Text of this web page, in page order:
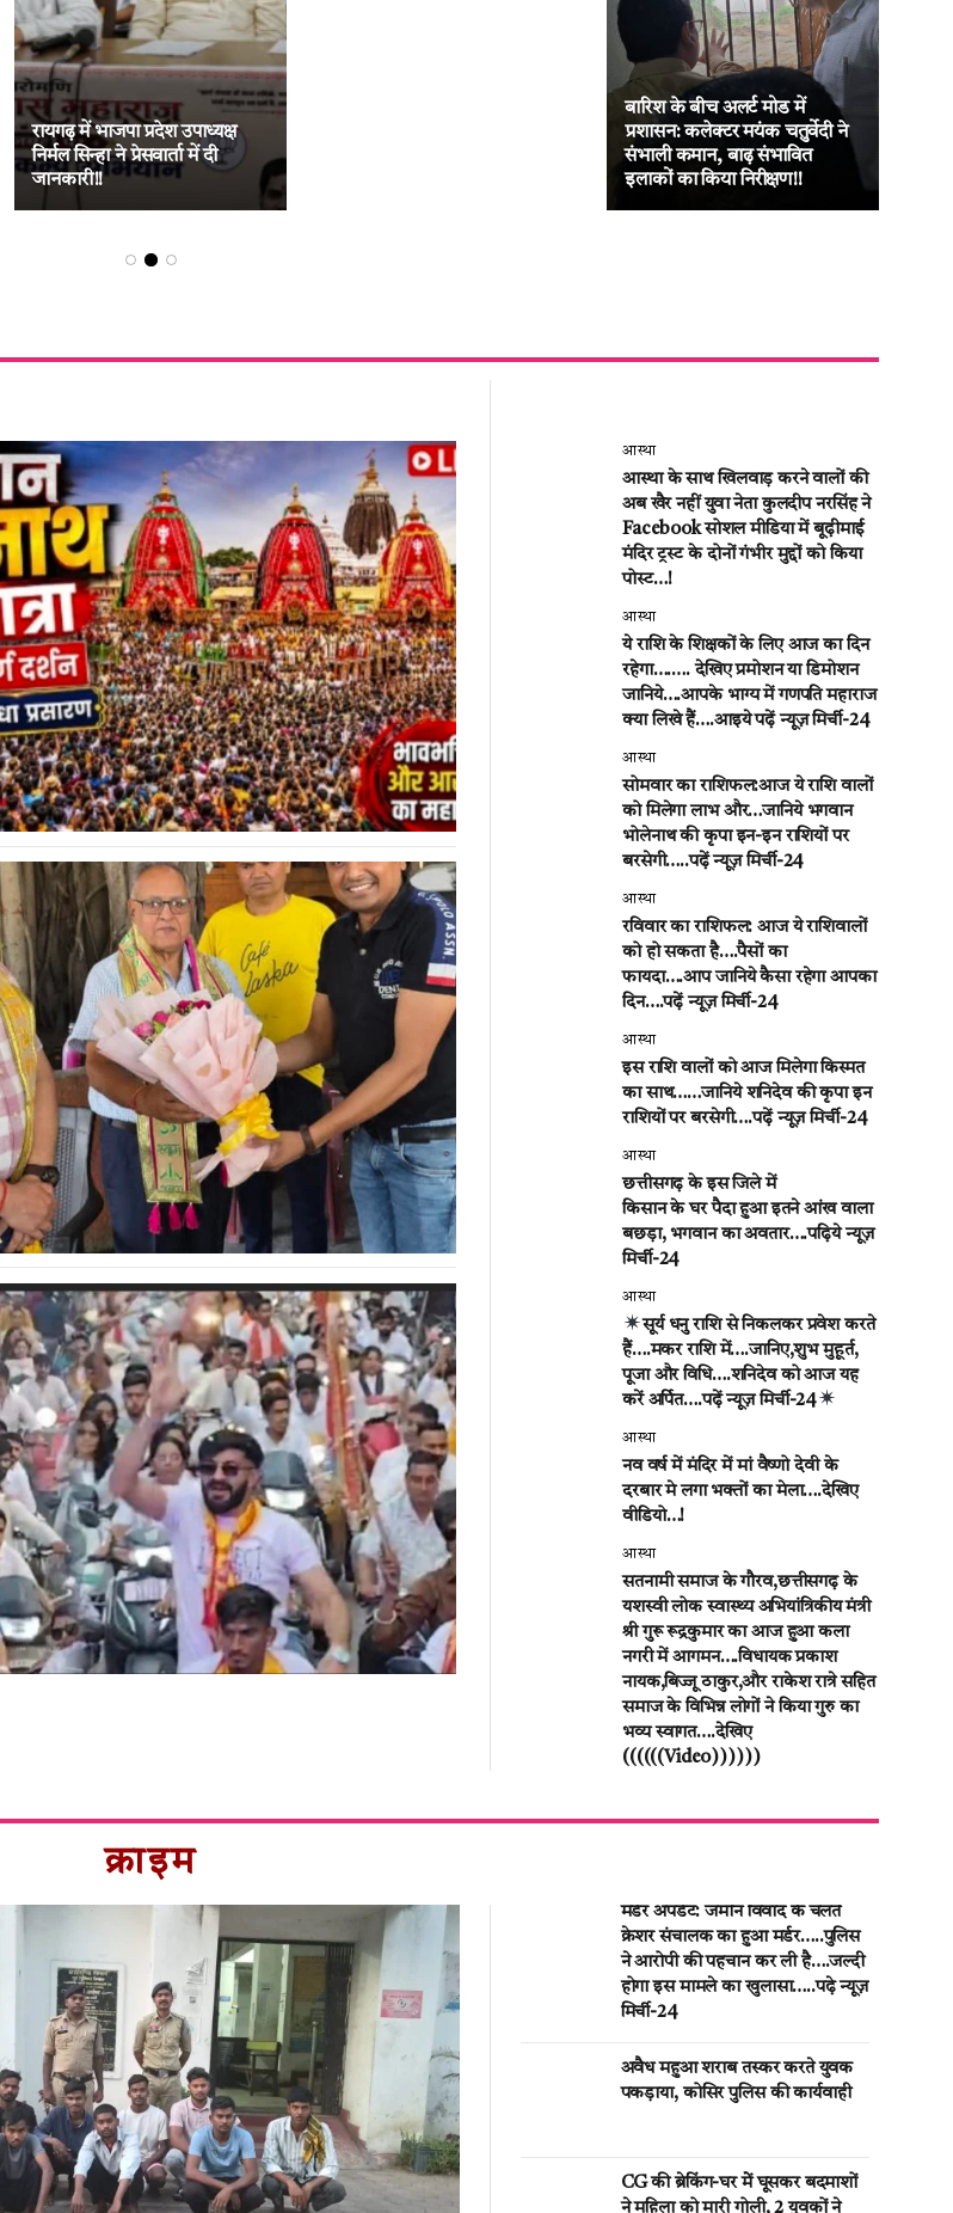
रायगढ़ में भाजपा प्रदेश उपाध्यक्ष
निर्मल सिन्हा ने प्रेसवार्ता में दी
जानकारी!!
बारिश के बीच अलर्ट मोड में
प्रशासन: कलेक्टर मयंक चतुर्वेदी ने
संभाली कमान, बाढ़ संभावित
इलाकों का किया निरीक्षण!!
आस्था
आस्था के साथ खिलवाड़ करने वालों की
अब खैर नहीं युवा नेता कुलदीप नरसिंह ने
Facebook सोशल मीडिया में बूढ़ीमाई
मंदिर ट्रस्ट के दोनों गंभीर मुद्दों को किया
पोस्ट…!
आस्था
ये राशि के शिक्षकों के लिए आज का दिन
रहेगा….…. देखिए प्रमोशन या डिमोशन
जानिये….आपके भाग्य में गणपति महाराज
क्या लिखे हैं….आइये पढ़ें न्यूज़ मिर्ची-24
आस्था
सोमवार का राशिफल:आज ये राशि वालों
को मिलेगा लाभ और…जानिये भगवान
भोलेनाथ की कृपा इन-इन राशियों पर
बरसेगी…..पढ़ें न्यूज़ मिर्ची-24
आस्था
रविवार का राशिफल: आज ये राशिवालों
को हो सकता है….पैसों का
फायदा….आप जानिये कैसा रहेगा आपका
दिन….पढ़ें न्यूज़ मिर्ची-24
आस्था
इस राशि वालों को आज मिलेगा किस्मत
का साथ……जानिये शनिदेव की कृपा इन
राशियों पर बरसेगी….पढ़ें न्यूज़ मिर्ची-24
आस्था
छत्तीसगढ़ के इस जिले में
किसान के घर पैदा हुआ इतने आंख वाला
बछड़ा, भगवान का अवतार….पढ़िये न्यूज़
मिर्ची-24
आस्था
सूर्य धनु राशि से निकलकर प्रवेश करते
हैं….मकर राशि में….जानिए,शुभ मुहूर्त,
पूजा और विधि….शनिदेव को आज यह
करें अर्पित….पढ़ें न्यूज़ मिर्ची-24
आस्था
नव वर्ष में मंदिर में मां वैष्णो देवी के
दरबार मे लगा भक्तों का मेला….देखिए
वीडियो…!
आस्था
सतनामी समाज के गौरव,छत्तीसगढ़ के
यशस्वी लोक स्वास्थ्य अभियांत्रिकीय मंत्री
श्री गुरू रूद्रकुमार का आज हुआ कला
नगरी में आगमन….विधायक प्रकाश
नायक,बिज्जू ठाकुर,और राकेश रात्रे सहित
समाज के विभिन्न लोगों ने किया गुरु का
भव्य स्वागत….देखिए
((((((Video))))))
क्राइम
मर्डर अपडेट: जमीन विवाद के चलते
क्रेशर संचालक का हुआ मर्डर…..पुलिस
ने आरोपी की पहचान कर ली है….जल्दी
होगा इस मामले का खुलासा…..पढ़े न्यूज़
मिर्ची-24
अवैध महुआ शराब तस्कर करते युवक
पकड़ाया, कोसिर पुलिस की कार्यवाही
CG की ब्रेकिंग-घर मेें घूसकर बदमाशों
ने महिला को मारी गोली, 2 युवकों ने